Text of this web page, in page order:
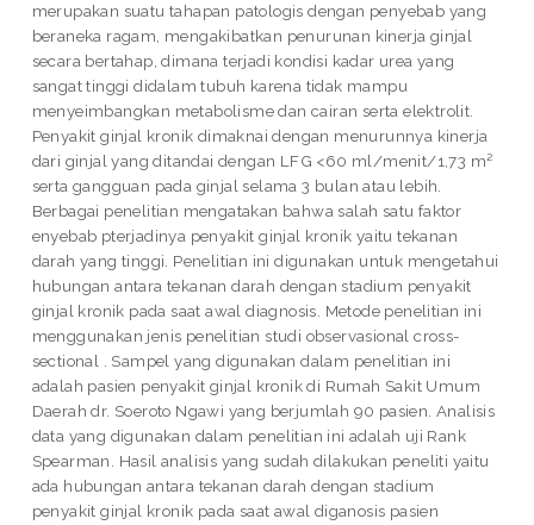
merupakan suatu tahapan patologis dengan penyebab yang
beraneka ragam, mengakibatkan penurunan kinerja ginjal
secara bertahap, dimana terjadi kondisi kadar urea yang
sangat tinggi didalam tubuh karena tidak mampu
menyeimbangkan metabolisme dan cairan serta elektrolit.
Penyakit ginjal kronik dimaknai dengan menurunnya kinerja
dari ginjal yang ditandai dengan LFG <60 ml/menit/1,73 m²
serta gangguan pada ginjal selama 3 bulan atau lebih.
Berbagai penelitian mengatakan bahwa salah satu faktor
enyebab pterjadinya penyakit ginjal kronik yaitu tekanan
darah yang tinggi. Penelitian ini digunakan untuk mengetahui
hubungan antara tekanan darah dengan stadium penyakit
ginjal kronik pada saat awal diagnosis. Metode penelitian ini
menggunakan jenis penelitian studi observasional cross-
sectional . Sampel yang digunakan dalam penelitian ini
adalah pasien penyakit ginjal kronik di Rumah Sakit Umum
Daerah dr. Soeroto Ngawi yang berjumlah 90 pasien. Analisis
data yang digunakan dalam penelitian ini adalah uji Rank
Spearman. Hasil analisis yang sudah dilakukan peneliti yaitu
ada hubungan antara tekanan darah dengan stadium
penyakit ginjal kronik pada saat awal diganosis pasien